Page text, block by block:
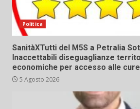
Politica
SanitàXTutti del M5S a Petralia
Inaccettabili diseguaglianze
economiche per accesso alle cure
5 Agosto 2026